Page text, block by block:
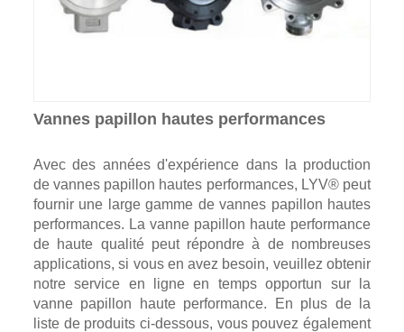
Vannes papillon hautes performances
Avec des années d'expérience dans la production
de vannes papillon hautes performances, LYV® peut
fournir une large gamme de vannes papillon hautes
performances. La vanne papillon haute performance
de haute qualité peut répondre à de nombreuses
applications, si vous en avez besoin, veuillez obtenir
notre service en ligne en temps opportun sur la
vanne papillon haute performance. En plus de la
liste de produits ci-dessous, vous pouvez également